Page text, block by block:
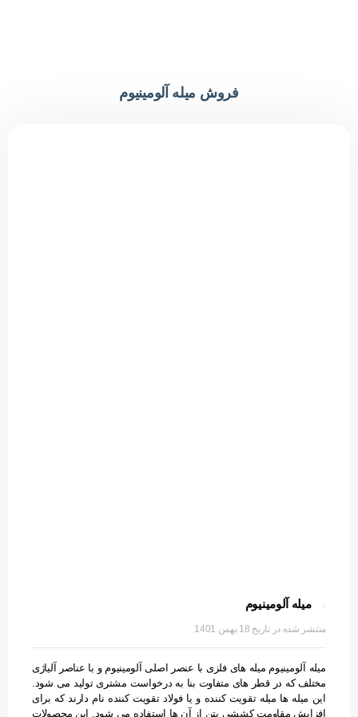
فروش میله آلومینیوم
میله آلومینیوم
میله آلومینیوم میله های فلزی با عنصر اصلی آلومینیوم و با عناصر آلیاژی
مختلف که در قطر های متفاوت بنا به درخواست مشتری تولید می شود.
این میله ها میله تقویت کننده و یا فولاد تقویت کننده نام دارند که برای
افزایش مقاومت کششی بتن از آن ها استفاده می شود. این محصولات